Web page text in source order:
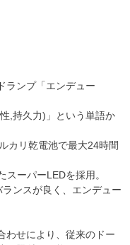
ランプ「エンデュー
,持久力)」という単語か
カリ乾電池で最大24時間
ーパーLEDを採用。
ンスが良く、エンデュー
わせにより、従来のドー